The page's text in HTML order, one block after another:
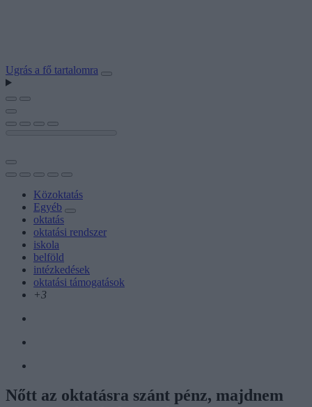
Ugrás a fő tartalomra
Közoktatás
Egyéb
oktatás
oktatási rendszer
iskola
belföld
intézkedések
oktatási támogatások
+3
Nőtt az oktatásra szánt pénz, majdnem